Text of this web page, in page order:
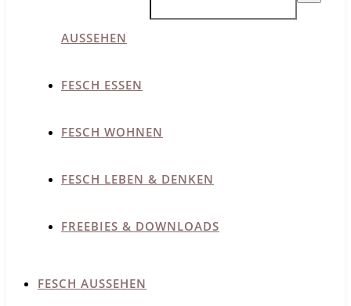
AUSSEHEN
FESCH ESSEN
FESCH WOHNEN
FESCH LEBEN & DENKEN
FREEBIES & DOWNLOADS
FESCH AUSSEHEN